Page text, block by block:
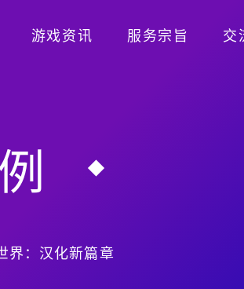
游戏资讯 服务宗旨 交
界：汉化新篇章